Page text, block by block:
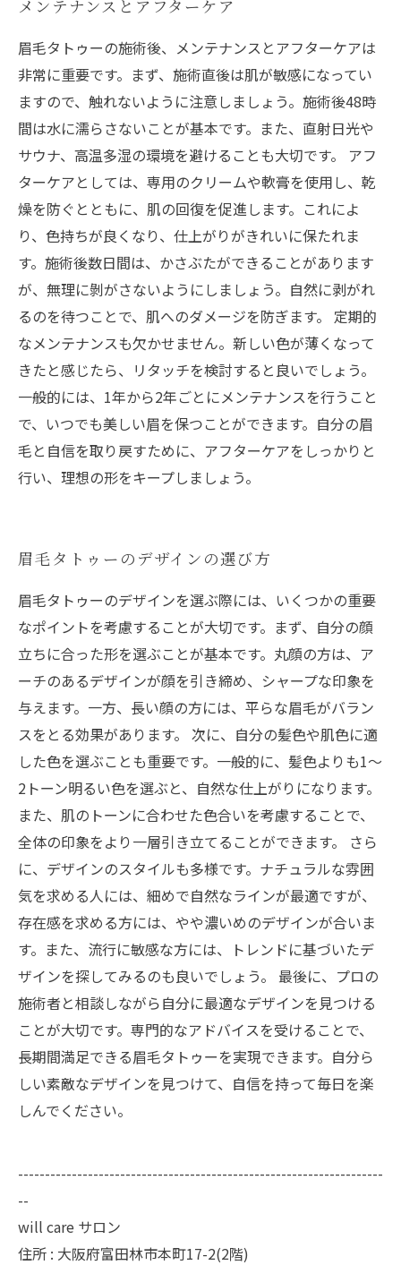
メンテナンスとアフターケア
眉毛タトゥーの施術後、メンテナンスとアフターケアは
非常に重要です。まず、施術直後は肌が敏感になってい
ますので、触れないように注意しましょう。施術後48時
間は水に濡らさないことが基本です。また、直射日光や
サウナ、高温多湿の環境を避けることも大切です。 アフ
ターケアとしては、専用のクリームや軟膏を使用し、乾
燥を防ぐとともに、肌の回復を促進します。これによ
り、色持ちが良くなり、仕上がりがきれいに保たれま
す。施術後数日間は、かさぶたができることがあります
が、無理に剝がさないようにしましょう。自然に剥がれ
るのを待つことで、肌へのダメージを防ぎます。 定期的
なメンテナンスも欠かせません。新しい色が薄くなって
きたと感じたら、リタッチを検討すると良いでしょう。
一般的には、1年から2年ごとにメンテナンスを行うこと
で、いつでも美しい眉を保つことができます。自分の眉
毛と自信を取り戻すために、アフターケアをしっかりと
行い、理想の形をキープしましょう。
眉毛タトゥーのデザインの選び方
眉毛タトゥーのデザインを選ぶ際には、いくつかの重要
なポイントを考慮することが大切です。まず、自分の顔
立ちに合った形を選ぶことが基本です。丸顔の方は、ア
ーチのあるデザインが顔を引き締め、シャープな印象を
与えます。一方、長い顔の方には、平らな眉毛がバラン
スをとる効果があります。 次に、自分の髪色や肌色に適
した色を選ぶことも重要です。一般的に、髪色よりも1〜
2トーン明るい色を選ぶと、自然な仕上がりになります。
また、肌のトーンに合わせた色合いを考慮することで、
全体の印象をより一層引き立てることができます。 さら
に、デザインのスタイルも多様です。ナチュラルな雰囲
気を求める人には、細めで自然なラインが最適ですが、
存在感を求める方には、やや濃いめのデザインが合いま
す。また、流行に敏感な方には、トレンドに基づいたデ
ザインを探してみるのも良いでしょう。 最後に、プロの
施術者と相談しながら自分に最適なデザインを見つける
ことが大切です。専門的なアドバイスを受けることで、
長期間満足できる眉毛タトゥーを実現できます。自分ら
しい素敵なデザインを見つけて、自信を持って毎日を楽
しんでください。
--------------------------------------------------------------------
--
will care サロン
住所 : 大阪府富田林市本町17-2(2階)